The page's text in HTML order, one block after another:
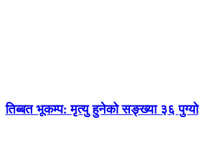
तिब्बत भूकम्प: मृत्यु हुनेको सङ्ख्या ३६ पुग्यो